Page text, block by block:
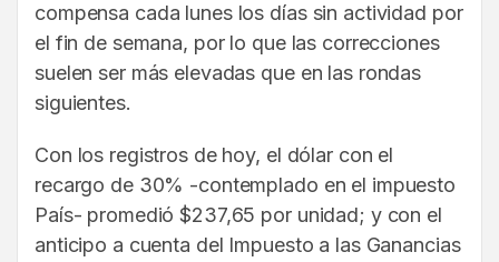
compensa cada lunes los días sin actividad por
el fin de semana, por lo que las correcciones
suelen ser más elevadas que en las rondas
siguientes.
Con los registros de hoy, el dólar con el
recargo de 30% -contemplado en el impuesto
País- promedió $237,65 por unidad; y con el
anticipo a cuenta del Impuesto a las Ganancias